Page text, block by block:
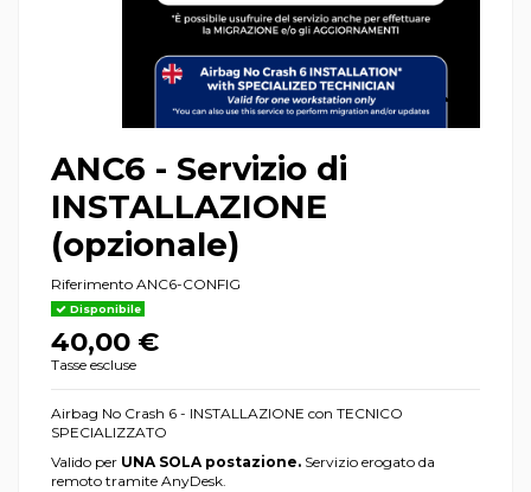
ANC6 - Servizio di
INSTALLAZIONE
(opzionale)
Riferimento ANC6-CONFIG
Disponibile
40,00 €
Tasse escluse
Airbag No Crash 6 - INSTALLAZIONE con TECNICO
SPECIALIZZATO
Valido per UNA SOLA postazione. Servizio erogato da
remoto tramite AnyDesk.